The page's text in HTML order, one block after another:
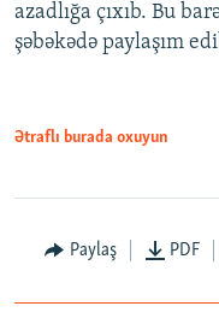
azadlığa çıxıb. Bu
şəbəkədə paylaşım
Ətraflı burada oxuyun
Paylaş PDF